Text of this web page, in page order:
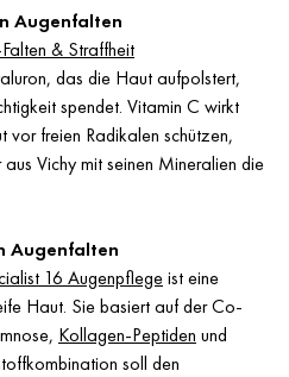
Augenfalten
& Straffheit
das die Haut aufpolstert,
spendet. Vitamin C wirkt
freien Radikalen schützen,
Vichy mit seinen Mineralien die
Augenfalten
16 Augenpflegeist eine
Haut. Sie basiert auf der Co-
Kollagen-Peptiden und
soll den